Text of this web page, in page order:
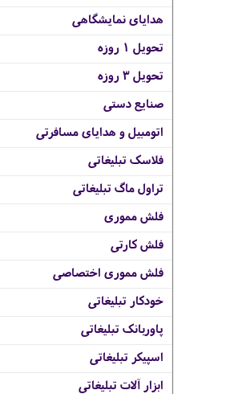
هدایای نمایشگاهی
تحویل 1 روزه
تحویل 3 روزه
صنایع دستی
اتومبیل و هدایای مسافرتی
فلاسک تبلیغاتی
تراول ماگ تبلیغاتی
فلش مموری
فلش کارتی
فلش مموری اختصاصی
خودکار تبلیغاتی
پاوربانک تبلیغاتی
اسپیکر تبلیغاتی
ابزار آلات تبلیغاتی